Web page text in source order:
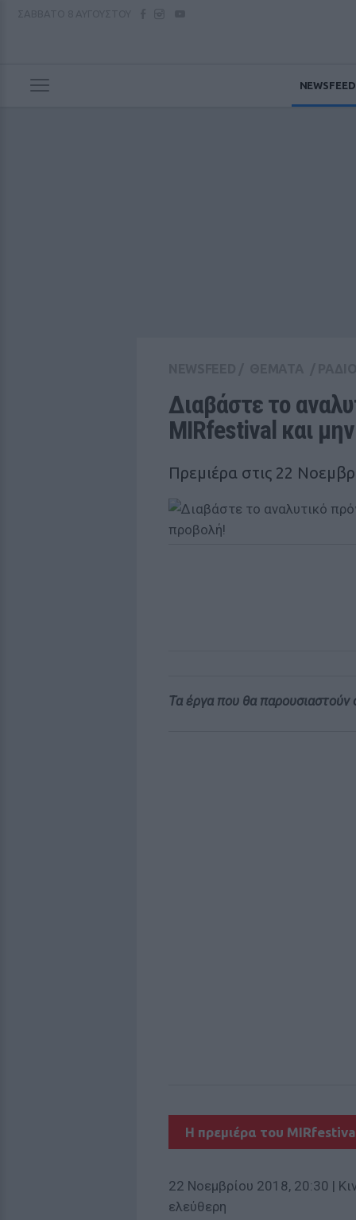
NEWSFEED
Διαβάστε το
MIRfestival και
Πρεμιέρα στις 22
Τα έργα που θα
Η πρεμιέρα του
22 Νοεμβρίου 2018, 20:30 |
ελεύθερη